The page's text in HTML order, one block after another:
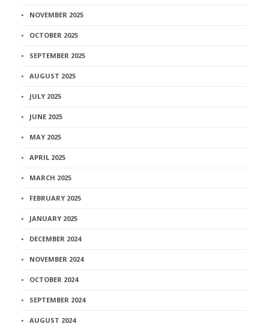
NOVEMBER 2025
OCTOBER 2025
SEPTEMBER 2025
AUGUST 2025
JULY 2025
JUNE 2025
MAY 2025
APRIL 2025
MARCH 2025
FEBRUARY 2025
JANUARY 2025
DECEMBER 2024
NOVEMBER 2024
OCTOBER 2024
SEPTEMBER 2024
AUGUST 2024